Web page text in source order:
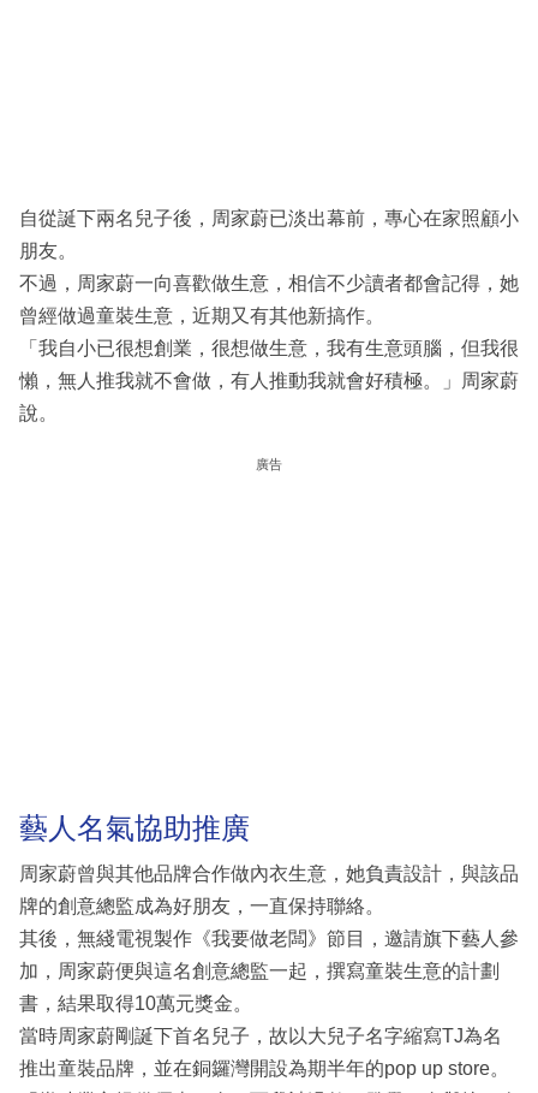
自從誕下兩名兒子後，周家蔚已淡出幕前，專心在家照顧小
朋友。
不過，周家蔚一向喜歡做生意，相信不少讀者都會記得，她
曾經做過童裝生意，近期又有其他新搞作。
「我自小已很想創業，很想做生意，我有生意頭腦，但我很
懶，無人推我就不會做，有人推動我就會好積極。」周家蔚
說。
廣告
藝人名氣協助推廣
周家蔚曾與其他品牌合作做內衣生意，她負責設計，與該品
牌的創意總監成為好朋友，一直保持聯絡。
其後，無綫電視製作《我要做老闆》節目，邀請旗下藝人參
加，周家蔚便與這名創意總監一起，撰寫童裝生意的計劃
書，結果取得10萬元獎金。
當時周家蔚剛誕下首名兒子，故以大兒子名字縮寫TJ為名
推出童裝品牌，並在銅鑼灣開設為期半年的pop up store。